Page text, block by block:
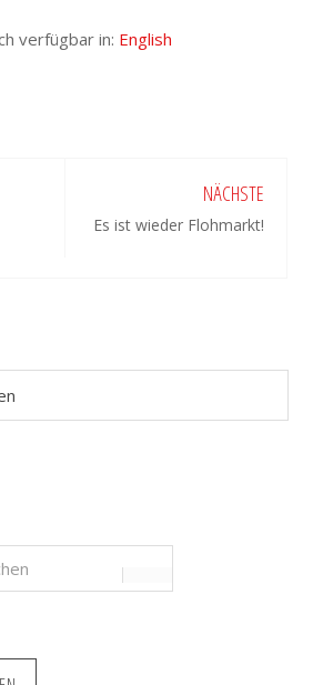
verfügbar in: English
NÄCHSTE
Es ist wieder Flohmarkt!